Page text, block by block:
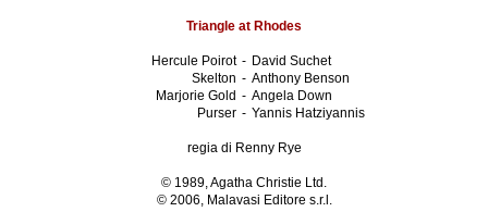
Triangle at Rhodes
Hercule Poirot - David Suchet
Skelton - Anthony Benson
Marjorie Gold - Angela Down
Purser - Yannis Hatziyannis
regia di Renny Rye
© 1989, Agatha Christie Ltd.
© 2006, Malavasi Editore s.r.l.